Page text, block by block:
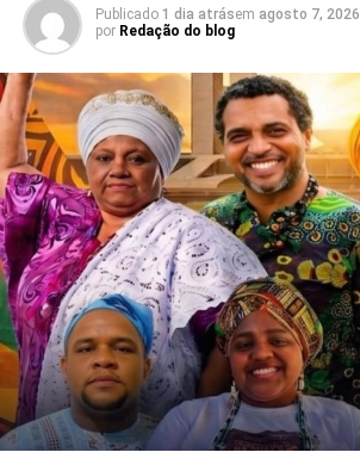
Publicado 1 dia atrásem agosto 7, 2026
por Redação do blog